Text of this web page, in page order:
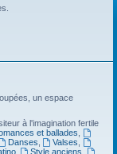
un espace
à l'imagination fertile
et ballades
Danses Valses
, Style anciens